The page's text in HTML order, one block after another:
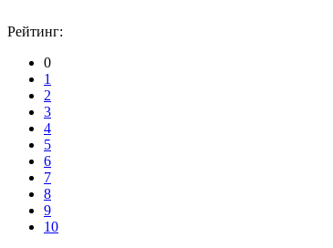
Рейтинг:
0
1
2
3
4
5
6
7
8
9
10